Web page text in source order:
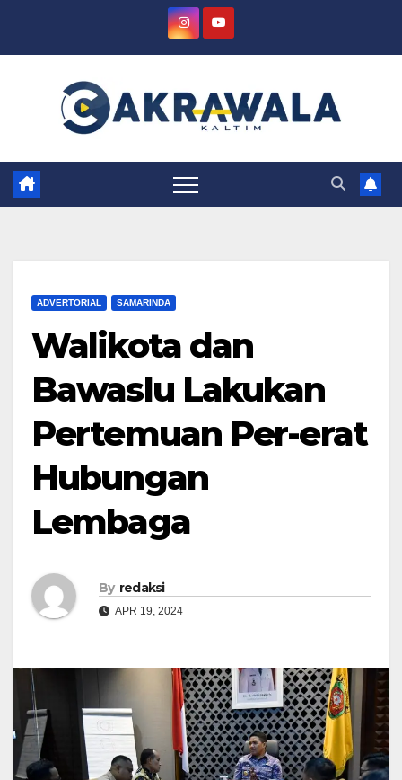
ADVERTORIAL SAMARINDA
Walikota dan
Bawaslu Lakukan
Pertemuan Per-erat
Hubungan
Lembaga
By redaksi
APR 19, 2024